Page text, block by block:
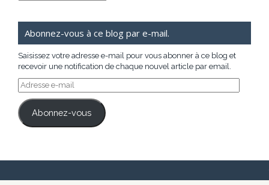
Abonnez-vous à ce blog par e-mail.
Saisissez votre adresse e-mail pour vous abonner à ce blog et
recevoir une notification de chaque nouvel article par email.
Adresse
e-
mail
Abonnez-vous